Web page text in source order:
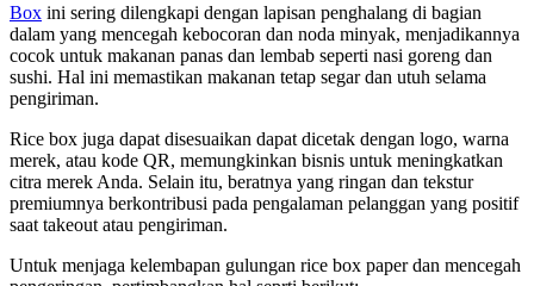
Box ini sering dilengkapi dengan lapisan penghalang di bagian
dalam yang mencegah kebocoran dan noda minyak, menjadikannya
cocok untuk makanan panas dan lembab seperti nasi goreng dan
sushi. Hal ini memastikan makanan tetap segar dan utuh selama
pengiriman.
Rice box juga dapat disesuaikan dapat dicetak dengan logo, warna
merek, atau kode QR, memungkinkan bisnis untuk meningkatkan
citra merek Anda. Selain itu, beratnya yang ringan dan tekstur
premiumnya berkontribusi pada pengalaman pelanggan yang positif
saat takeout atau pengiriman.
Untuk menjaga kelembapan gulungan rice box paper dan mencegah